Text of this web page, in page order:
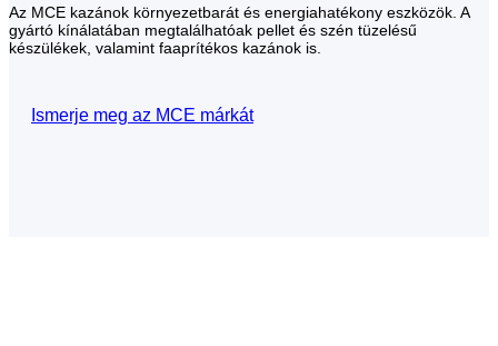
Az MCE kazánok környezetbarát és energiahatékony eszközök. A
gyártó kínálatában megtalálhatóak pellet és szén tüzelésű
készülékek, valamint faaprítékos kazánok is.
Ismerje meg az MCE márkát